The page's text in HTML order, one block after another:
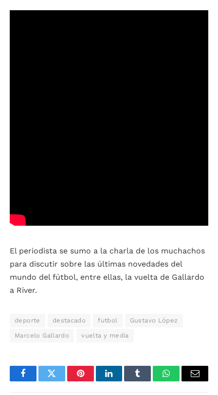
El periodista se sumo a la charla de los muchachos
para discutir sobre las últimas novedades del
mundo del fútbol, entre ellas, la vuelta de Gallardo
a River.
deporte destacado futbol Gustavo López
Marcelo Gallardo vuelta y media
FacebookTwitter PinterestLinkedInTumblr WhatsAppEmail